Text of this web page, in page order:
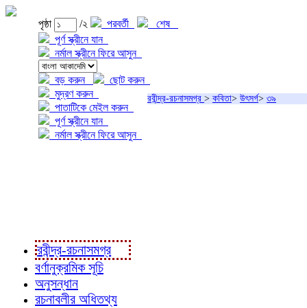
পৃষ্ঠা /২ পরবর্তী
শেষ
পূর্ণ স্ক্রীনে যান
নর্মাল স্ক্রীনে ফিরে আসুন
বড় করুন
ছোট করুন
মুদ্রণ করুন
পাতাটিকে মেইল করুন
পূর্ণ স্ক্রীনে যান
নর্মাল স্ক্রীনে ফিরে আসুন
রবীন্দ্র-রচনাসমগ্র > কবিতা> উৎসর্গ> ৩৯
রবীন্দ্র-রচনাসমগ্র
বর্ণানুক্রমিক সূচি
অনুসন্ধান
রচনাবলীর অধিতথ্য